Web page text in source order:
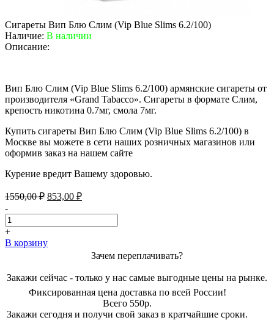
Сигареты Вип Блю Слим (Vip Blue Slims 6.2/100)
Наличие: В наличии
Описание:
Вип Блю Слим (Vip Blue Slims 6.2/100) армянские сигареты от
производителя «Grand Tabacco». Сигареты в формате Слим,
крепость никотина 0.7мг, смола 7мг.
Купить сигареты Вип Блю Слим (Vip Blue Slims 6.2/100) в
Москве вы можете в сети наших розничных магазинов или
оформив заказ на нашем сайте
Курение вредит Вашему здоровью.
1550,00₽ Первоначальная
составляла
1550,00 ₽.
853,00 ₽Текущая
853,00 ₽.
-
+
В корзину
Зачем переплачивать?
Закажи сейчас - только у нас самые выгодные цены на рынке.
Фиксированная цена доставка по всей России!
Всего 550р.
Закажи сегодня и получи свой заказ в кратчайшие сроки.